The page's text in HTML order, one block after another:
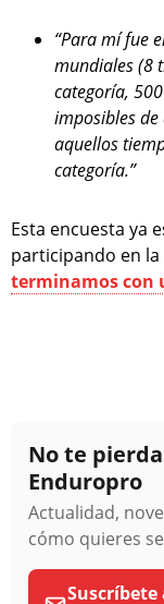
“Para mí fue
mundiales (8
categoría,
imposibles de
aquellos
categoría.”
Esta encuesta ya
participando en la
terminamos con
No te
Enduropro
Actualidad,
cómo quieres